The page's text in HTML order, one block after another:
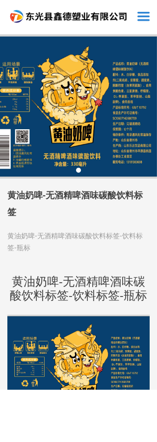
끀
黄油奶啤-无酒精啤酒味碳酸饮料标
签
黄油奶啤-无酒精啤酒味碳
酸饮料标签-饮料标签-瓶标
黄油奶啤-无酒精啤酒味碳酸饮料标签-饮料标
签-瓶标